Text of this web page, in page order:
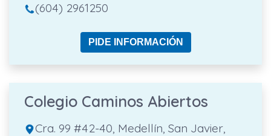
(604) 2961250
PIDE INFORMACIÓN
Colegio Caminos Abiertos
Cra. 99 #42-40, Medellín, San Javier,